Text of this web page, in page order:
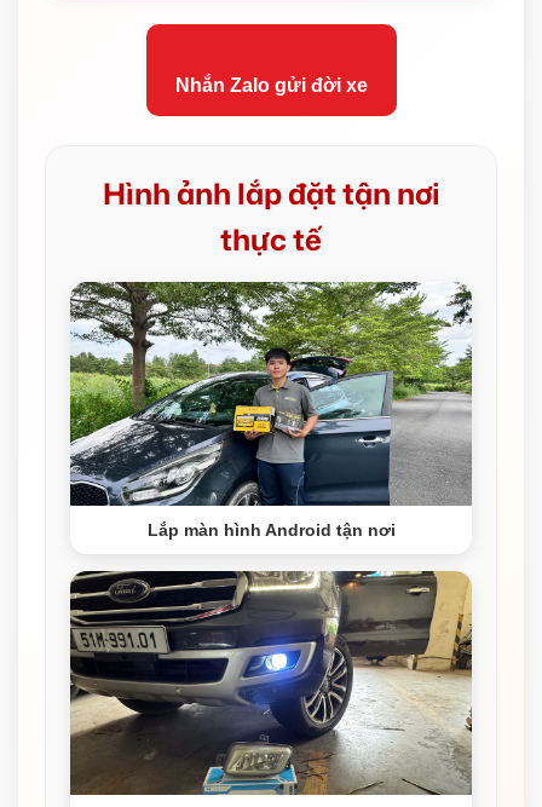
Nhắn Zalo gửi đời xe
Hình ảnh lắp đặt tận nơi
thực tế
Lắp màn hình Android tận nơi